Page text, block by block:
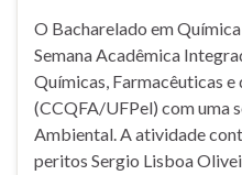
O Bacharelado em
Semana Acadêmica
Químicas, Farmacêuticas e
(CCQFA/UFPel) com uma
Ambiental. A atividade
peritos Sergio Lisboa